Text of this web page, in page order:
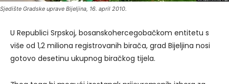
Sjedište Gradske uprave Bijeljina, 16. april 2010.
U Republici Srpskoj, bosanskohercegobačkom entitetu s
više od 1,2 miliona registrovanih birača, grad Bijeljina nosi
gotovo desetinu ukupnog biračkog tijela.